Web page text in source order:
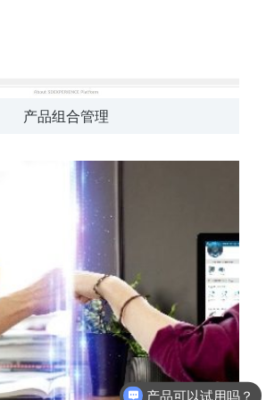
产品组合管理
产品可以试用吗？
软件有折扣吗？